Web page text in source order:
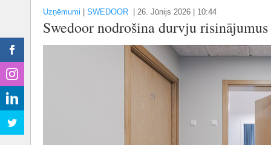
Uzņēmumi SWEDOOR 26. Jūnijs 2026 | 10:44
Swedoor nodrošina durvju